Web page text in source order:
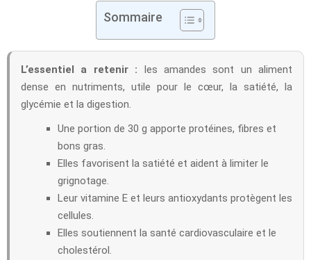
Sommaire
L’essentiel a retenir : les amandes sont un aliment
dense en nutriments, utile pour le cœur, la satiété, la
glycémie et la digestion.
Une portion de 30 g apporte protéines, fibres et
bons gras.
Elles favorisent la satiété et aident à limiter le
grignotage.
Leur vitamine E et leurs antioxydants protègent les
cellules.
Elles soutiennent la santé cardiovasculaire et le
cholestérol.